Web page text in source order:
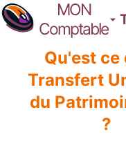
MON
Comptable
Qu'est ce
Transfert
du
?